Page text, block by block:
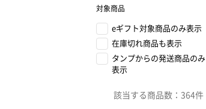
対象商品
eギフト対象商品のみ表示
在庫切れ商品も表示
タンプからの発送商品のみ
表示
該当する商品数： 364件